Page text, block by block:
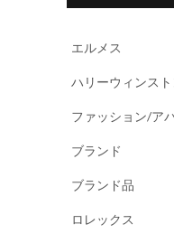
エルメス
ハリーウィンスト
ファッション/ア
ブランド
ブランド品
ロレックス